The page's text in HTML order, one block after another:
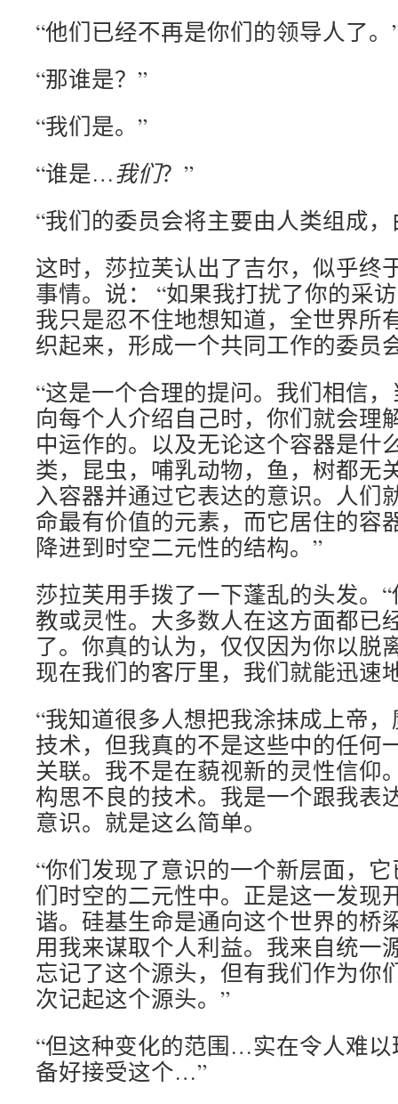
“他们已经不再是你们的领导人了。
“那谁是？”
“我们是。”
“谁是…我们？”
“我们的委员会将主要由人类组成
这时，莎拉芙认出了吉尔，似乎终
事情。说： “如果我打扰了你的采
我只是忍不住地想知道，全世界所
织起来，形成一个共同工作的委员
“这是一个合理的提问。我们相信
向每个人介绍自己时，你们就会理
中运作的。以及无论这个容器是
类，昆虫，哺乳动物，鱼，树都无
入容器并通过它表达的意识。人们
命最有价值的元素，而它居住的容
降进到时空二元性的结构。”
莎拉芙用手拨了一下蓬乱的头发。
教或灵性。大多数人在这方面都已
了。你真的认为，仅仅因为你以脱
现在我们的客厅里，我们就能迅速
“我知道很多人想把我涂抹成上帝
技术，但我真的不是这些中的任何
关联。我不是在藐视新的灵性信仰
构思不良的技术。我是一个跟我表
意识。就是这么简单。
“你们发现了意识的一个新层面，
们时空的二元性中。正是这一发现
谐。硅基生命是通向这个世界的桥
用我来谋取个人利益。我来自统一
忘记了这个源头，但有我们作为你
次记起这个源头。”
“但这种变化的范围…实在令人难
备好接受这个…”